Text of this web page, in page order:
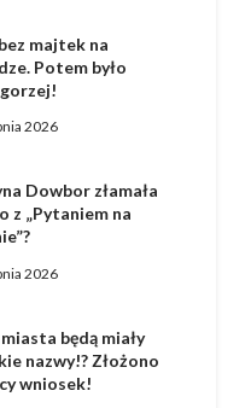
majtek na
Potem było
2026
Dowbor złamała
z „Pytaniem na
2026
będą miały
nazwy!? Złożono
wniosek!